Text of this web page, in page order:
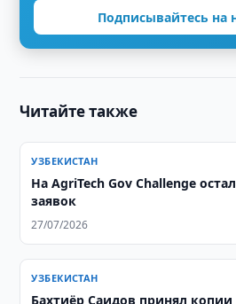
Подписывайтесь на
Читайте также
УЗБЕКИСТАН
На AgriTech Gov Challenge
заявок
27/07/2026
УЗБЕКИСТАН
Бахтиёр Саидов принял